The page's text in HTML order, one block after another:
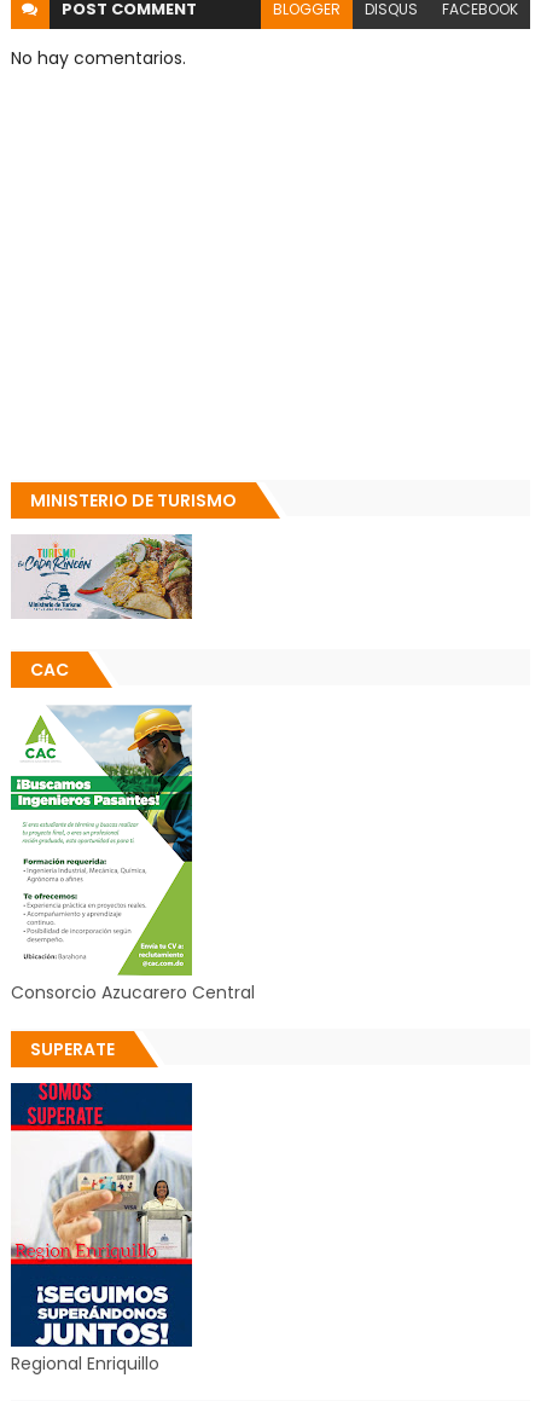
POST COMMENT BLOGGER DISQUS FACEBOOK
No hay comentarios.
MINISTERIO DE TURISMO
CAC
Consorcio Azucarero Central
SUPERATE
Regional Enriquillo